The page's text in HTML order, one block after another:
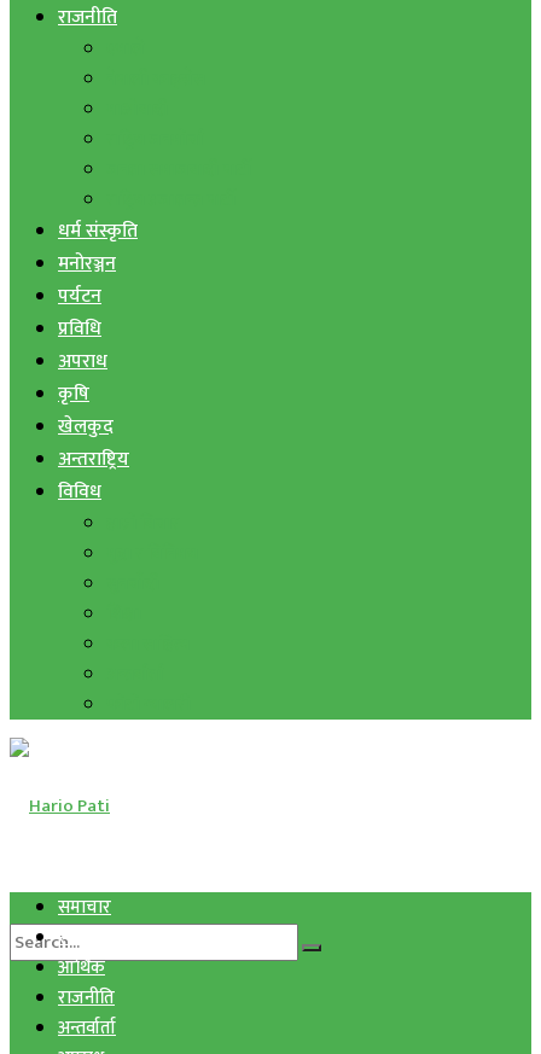
राजनीति
धर्म संस्कृति
मनोरञ्जन
पर्यटन
प्रविधि
अपराध
कृषि
खेलकुद
अन्तराष्ट्रिय
विविध
समाचार
स्वास्थ्य
आर्थिक
राजनीति
अन्तर्वार्ता